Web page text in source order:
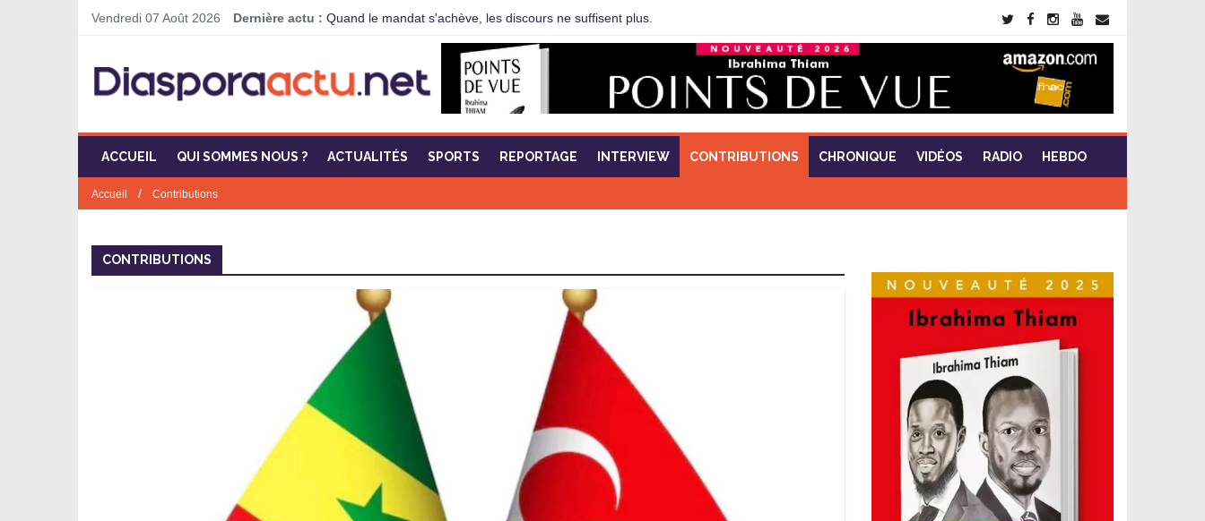
Vendredi 07 Août 2026 Dernière actu : Quand le mandat s'achève, les discours ne suffisent plus.
ACCUEIL QUI SOMMES NOUS ? ACTUALITÉS SPORTS REPORTAGE INTERVIEW CONTRIBUTIONS CHRONIQUE VIDÉOS RADIO HEBDO
Accueil / Contributions
CONTRIBUTIONS